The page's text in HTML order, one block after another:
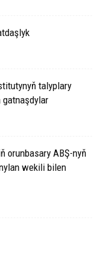
talyplary
gatnaşdylar
orunbasary ABŞ-nyň
wekili bilen